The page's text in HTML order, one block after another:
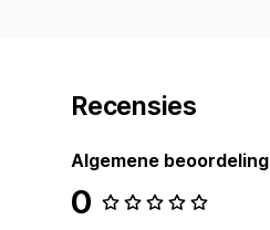
Recensies
Algemene beoordeling
0